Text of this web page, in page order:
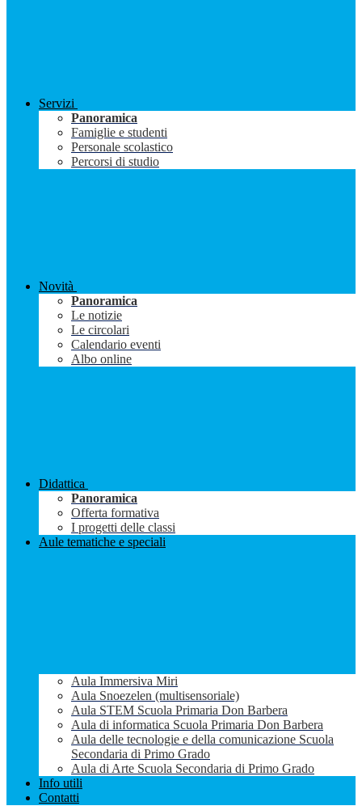
Servizi
Panoramica
Famiglie e studenti
Personale scolastico
Percorsi di studio
Novità
Panoramica
Le notizie
Le circolari
Calendario eventi
Albo online
Didattica
Panoramica
Offerta formativa
I progetti delle classi
Aule tematiche e speciali
Aula Immersiva Miri
Aula Snoezelen (multisensoriale)
Aula STEM Scuola Primaria Don Barbera
Aula di informatica Scuola Primaria Don Barbera
Aula delle tecnologie e della comunicazione Scuola
Secondaria di Primo Grado
Aula di Arte Scuola Secondaria di Primo Grado
Info utili
Contatti